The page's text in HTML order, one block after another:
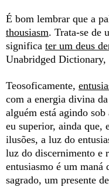
É bom lembrar que a
thousiasm. Trata-se de
significa ter um deus
Unabridged Dictionary,
Teosoficamente,
com a energia divina
alguém está agindo
eu superior, ainda que,
ilusões, a luz do
luz do discernimento e
entusiasmo é um maná
sagrado, um presente de